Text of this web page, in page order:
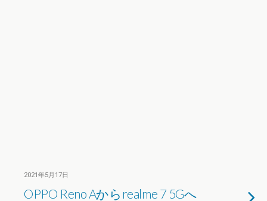
2021年5月17日
OPPO Reno Aからrealme 7 5Gへ